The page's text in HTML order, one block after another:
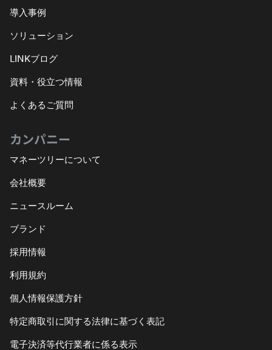
導入事例
ソリューション
LINKブログ
資料・役立つ情報
よくあるご質問
カンパニー
マネーツリーについて
会社概要
ニュースルーム
ブランド
採用情報
利用規約
個人情報保護方針
特定商取引に関する法律に基づく表記
電子決済等代行業者に係る表示